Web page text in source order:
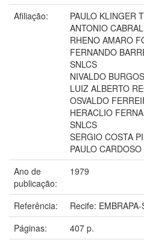
Afiliação:
PAULO KLINGER
ANTONIO
RHENO AMARO
FERNANDO
SNLCS
NIVALDO
LUIZ ALBERTO
OSVALDO
HERACLIO
SNLCS
SERGIO COSTA
PAULO
Ano de
publicação:
1979
Referência:
Recife:
Páginas:
407 p.